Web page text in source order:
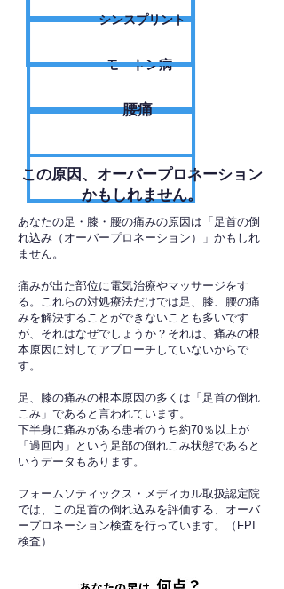
シンスプリント
モートン病
腰痛
​この原因、オーバープロネーション
かもしれません。
あなたの足・膝・腰の痛みの原因は「足首の倒
れ込み（オーバープロネーション）」かもしれ
ません。
痛みが出た部位に電気治療やマッサージをす
る。これらの対処療法だけでは足、膝、腰の痛
みを解決することができないことも多いです
が、それはなぜでしょうか？それは、痛みの根
本原因に対してアプローチしていないからで
す。
足、膝の痛みの根本原因の多くは「足首の倒れ
こみ」であると言われています。
下半身に痛みがある患者のうち約70％以上が
「過回内」という足部の倒れこみ状態であると
いうデータもあります。
フォームソティックス・メディカル取扱認定院
では、この足首の倒れ込みを評価する、オーバ
ープロネーション検査を行っています。（FPI
検査）​